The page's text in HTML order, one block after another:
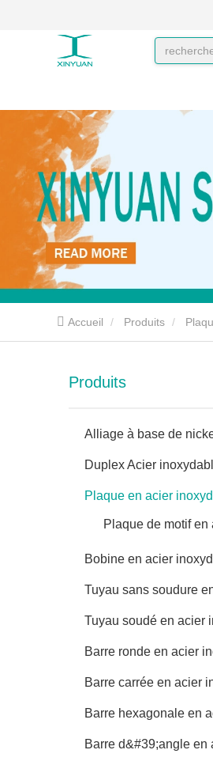
Accueil Produits
Produits
Alliage à base de
Duplex Acier
Plaque en acier
Bobine en acier